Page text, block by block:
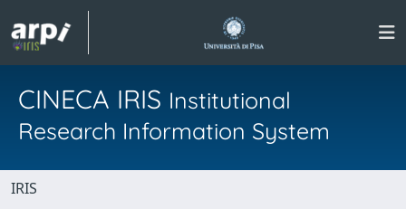
CINECA IRIS Institutional
Research Information System
IRIS